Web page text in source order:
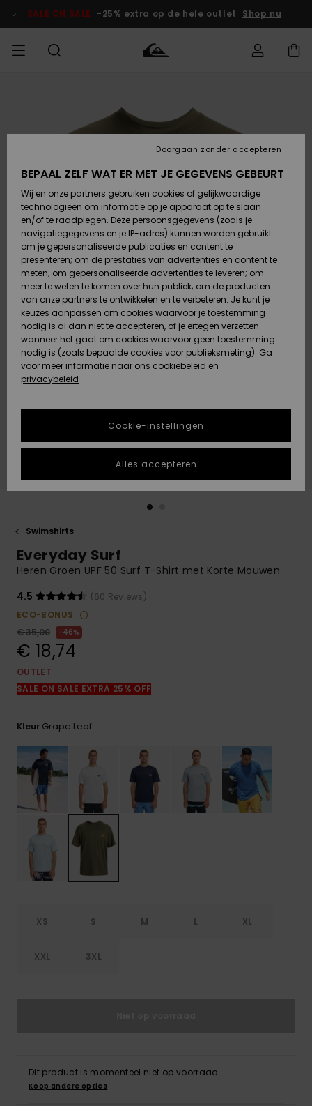
Productinformatie
SALE ON SALE -25% extra op de hele outlet Shop nu
Accessoires
Schoenen &
Slippers
Surf /
Water
Snow
Nieuw
Highlights
JONGENS
Accessoires
Schoenen &
Slippers
Surf /
Water
Sneeuw
Nieuw
Highlights
DAMES
Highlights
Snow
SURF
Shop
Surf Shop
Highlights
Community
SNOW
Shop
Snow Shop
Dames
Snow Shop
Highlights
Gemeenschap
SALE ON
SALE
OUTLET
Kinderen
VROUW
OUTLET
Regio- En
Taalinstellingen
Retouren
Betaling
Giftcard
Quiksilver
Freedom
Gegevensbescherming
gesprek om het
snelste
vraag te
krijgen.
Gesprek
de meest
vragen en ons
contactformulier.
DUURZAAMHEID
STORE LOCATOR
VERLANGLIJST
Swimshirts
Everyday Surf
Heren Groen UPF 50 Surf T-Shirt met Korte Mouwen
4.5
(60 Reviews)
ECO-BONUS
€ 35,00
46%
€ 18,74
OUTLET
SALE ON SALE EXTRA 25% OFF
Kleur Grape Leaf
XS S M L XL
XXL 3XL
Dit product is momenteel niet op voorraad.
Koop andere opties
BEPAAL ZELF WAT ER MET JE GEGEVENS GEBEURT
Wij en onze partners gebruiken cookies of gelijkwaardige
technologieën om informatie op je apparaat op te slaan
en/of te raadplegen. Deze persoonsgegevens (zoals je
navigatiegegevens en je IP-adres) kunnen worden gebruikt
om je gepersonaliseerde publicaties en content te
presenteren; om de prestaties van advertenties en content te
meten; om gepersonaliseerde advertenties te leveren; om
meer te weten te komen over hun publiek; om de producten
van onze partners te ontwikkelen en te verbeteren. Je kunt je
keuzes aanpassen om cookies waarvoor je toestemming
nodig is al dan niet te accepteren, of je ertegen verzetten
wanneer het gaat om cookies waarvoor geen toestemming
nodig is (zoals bepaalde cookies voor publieksmeting). Ga
voor meer informatie naar ons cookiebeleid en
privacybeleid
Cookie-instellingen
Doorgaan zonder accepteren
Alles accepteren